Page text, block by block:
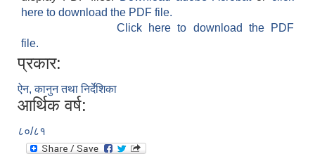
here to download the PDF file.
Click here to download the PDF
file.
प्रकार:
ऐन, कानुन तथा निर्देशिका
आर्थिक वर्ष:
८०/८१